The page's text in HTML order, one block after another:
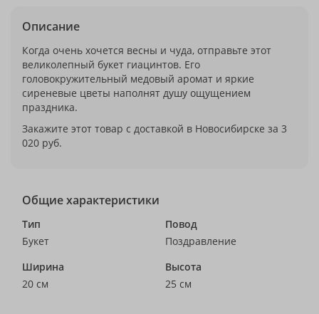
Описание
Когда очень хочется весны и чуда, отправьте этот
великолепный букет гиацинтов. Его
головокружительный медовый аромат и яркие
сиреневые цветы наполнят душу ощущением
праздника.
Закажите этот товар с доставкой в Новосибирске за 3
020 руб.
Общие характеристики
Тип
Букет
Повод
Поздравление
Ширина
20 см
Высота
25 см